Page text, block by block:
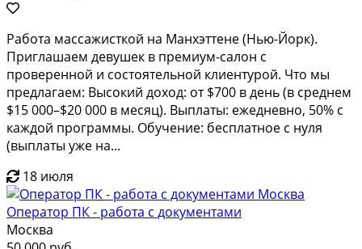
Работа массажисткой на Манхэттене (Нью-Йорк).
Приглашаем девушек в премиум-салон с
проверенной и состоятельной клиентурой. Что мы
предлагаем: Высокий доход: от $700 в день (в среднем
$15 000–$20 000 в месяц). Выплаты: ежедневно, 50% с
каждой программы. Обучение: бесплатное с нуля
(выплаты уже на...
18 июля
Оператор ПК - работа с документами
Москва